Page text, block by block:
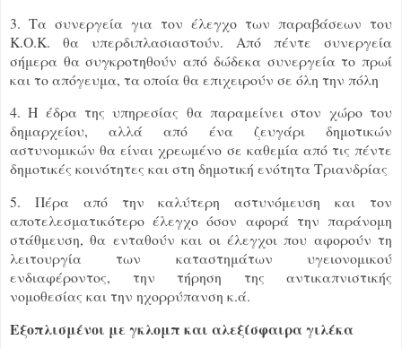
3. Τα συνεργεία για τον έλεγχο των παραβάσεων του
Κ.Ο.Κ. θα υπερδιπλασιαστούν. Από πέντε συνεργεία
σήμερα θα συγκροτηθούν από δώδεκα συνεργεία το πρωί
και το απόγευμα, τα οποία θα επιχειρούν σε όλη την πόλη
4. Η έδρα της υπηρεσίας θα παραμείνει στον χώρο του
δημαρχείου, αλλά από ένα ζευγάρι δημοτικών
αστυνομικών θα είναι χρεωμένο σε καθεμία από τις πέντε
δημοτικές κοινότητες και στη δημοτική ενότητα Τριανδρίας
5. Πέρα από την καλύτερη αστυνόμευση και τον
αποτελεσματικότερο έλεγχο όσον αφορά την παράνομη
στάθμευση, θα ενταθούν και οι έλεγχοι που αφορούν τη
λειτουργία των καταστημάτων υγειονομικού
ενδιαφέροντος, την τήρηση της αντικαπνιστικής
νομοθεσίας και την ηχορρύπανση κ.ά.
Εξοπλισμένοι με γκλομπ και αλεξίσφαιρα γιλέκα